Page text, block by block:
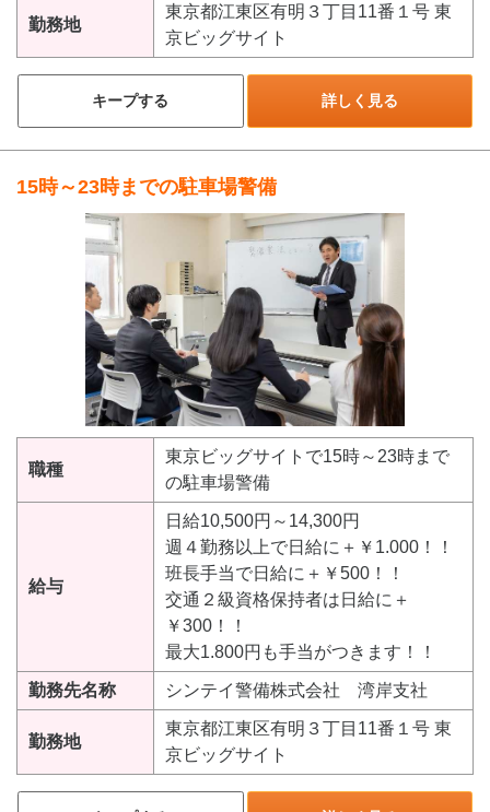
勤務地
東京都江東区有明３丁目11番１号 東
京ビッグサイト
キープする 詳しく見る
15時～23時までの駐車場警備
職種
東京ビッグサイトで15時～23時まで
の駐車場警備
給与
日給10,500円～14,300円
週４勤務以上で日給に＋￥1.000！！
班長手当で日給に＋￥500！！
交通２級資格保持者は日給に＋
￥300！！
最大1.800円も手当がつきます！！
勤務先名称 シンテイ警備株式会社 湾岸支社
勤務地
東京都江東区有明３丁目11番１号 東
京ビッグサイト